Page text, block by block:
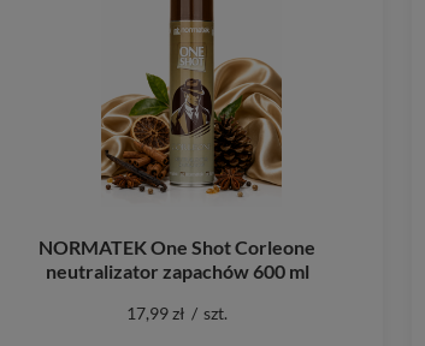
NORMATEK One Shot Corleone
neutralizator zapachów 600 ml
17,99 zł / szt.